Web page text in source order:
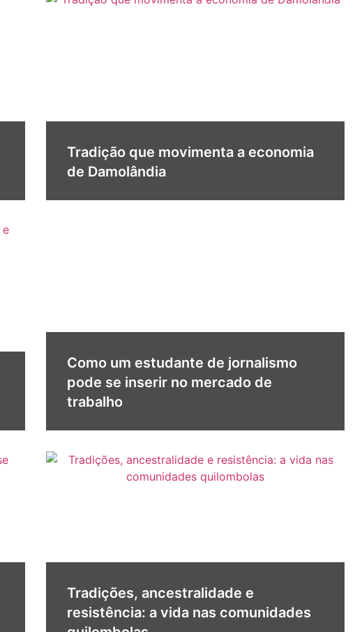
Tradição que movimenta a economia
de Damolândia
Como um estudante de jornalismo
pode se inserir no mercado de
trabalho
Tradições, ancestralidade e
resistência: a vida nas comunidades